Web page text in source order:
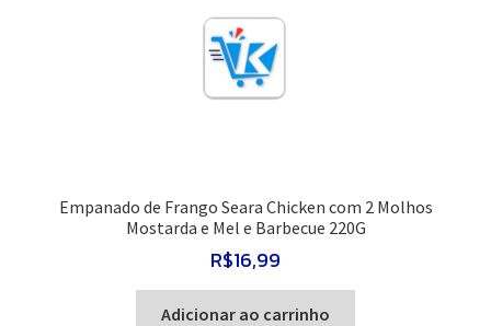
Empanado de Frango Seara Chicken com 2 Molhos
Mostarda e Mel e Barbecue 220G
R$16,99
Adicionar ao carrinho